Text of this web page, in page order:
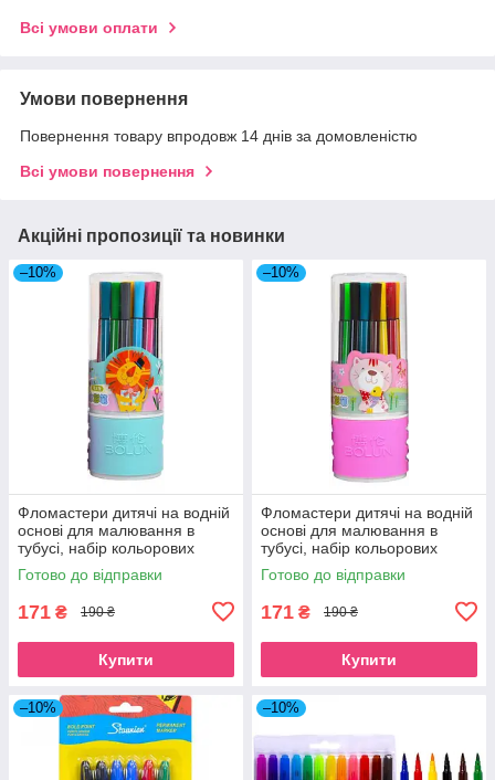
Всі умови оплати
Умови повернення
Повернення товару впродовж 14 днів за домовленістю
Всі умови повернення
Акційні пропозиції та новинки
–10%
Фломастери дитячі на водній
основі для малювання в
тубусі, набір кольорових
фломастерів 24 кольори для
школи
Готово до відправки
171 ₴ 190 ₴
Купити
–10%
Фломастери дитячі на водній
основі для малювання в
тубусі, набір кольорових
фломастерів 24 кольори для
школи
Готово до відправки
171 ₴ 190 ₴
Купити
–10% –10%